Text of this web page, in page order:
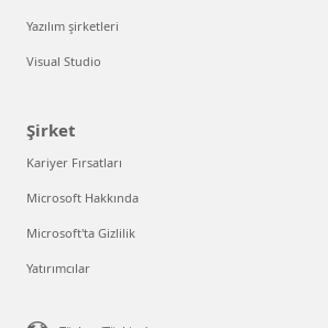
Yazılım şirketleri
Visual Studio
Şirket
Kariyer Fırsatları
Microsoft Hakkında
Microsoft'ta Gizlilik
Yatırımcılar